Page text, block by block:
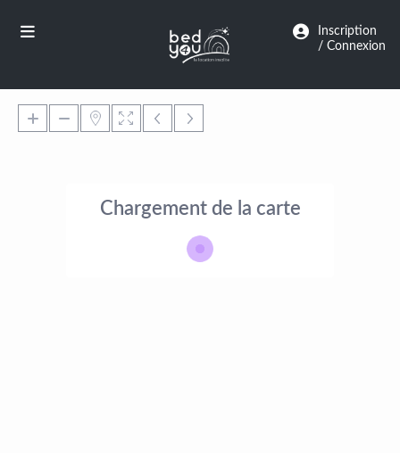
Inscription
/ Connexion
Chargement de la carte